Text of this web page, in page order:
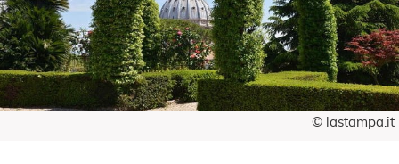
© lastampa.it